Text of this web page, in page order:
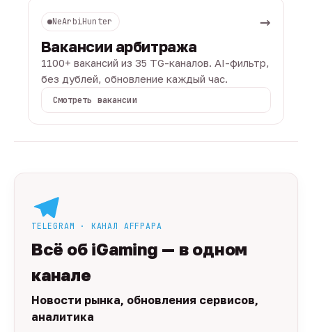
NeArbiHunter →
Вакансии арбитража
1100+ вакансий из 35 TG-каналов. AI-фильтр,
без дублей, обновление каждый час.
Смотреть вакансии
TELEGRAM · КАНАЛ AFFPAPA
Всё об iGaming — в одном
канале
Новости рынка, обновления сервисов,
аналитика